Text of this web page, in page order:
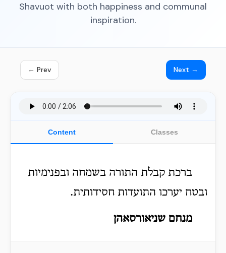
Shavuot with both happiness and communal
inspiration.
← Prev Next →
Content Classes
ברכת קבלת התורה בשמחה ובפנימיות
ובטח יערכו התועדות חסידותית.
מנחם שניאורסאהן